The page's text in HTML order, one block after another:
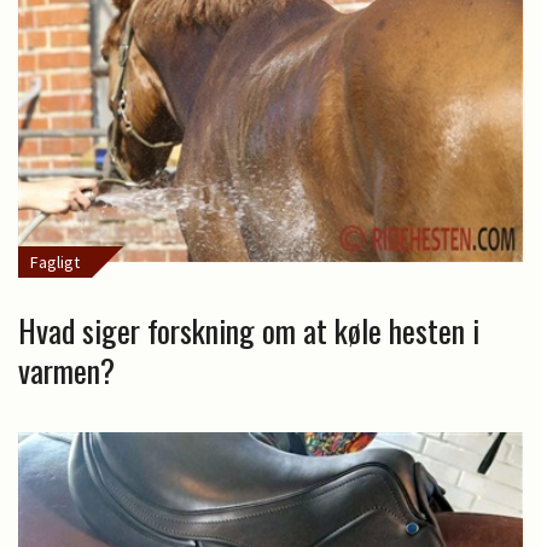
Fagligt
Hvad siger forskning om at køle hesten i
varmen?